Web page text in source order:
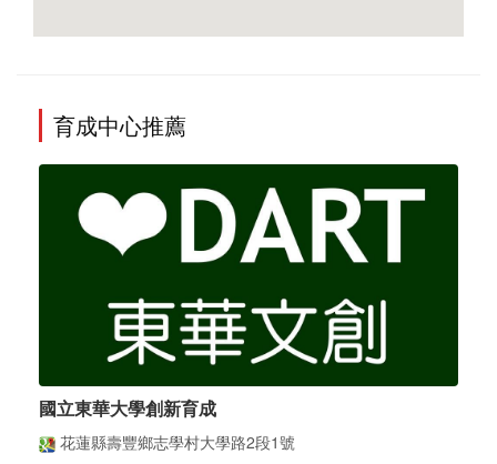
育成中心推薦
國立東華大學創新育成
花蓮縣壽豐鄉志學村大學路2段1號